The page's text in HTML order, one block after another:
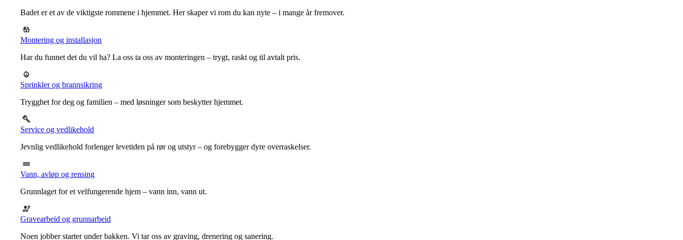
Badet er et av de viktigste rommene i hjemmet. Her skaper vi rom du kan nyte – i mange år fremover.
Montering og installasjon
Har du funnet det du vil ha? La oss ta oss av monteringen – trygt, raskt og til avtalt pris.
Sprinkler og brannsikring
Trygghet for deg og familien – med løsninger som beskytter hjemmet.
Service og vedlikehold
Jevnlig vedlikehold forlenger levetiden på rør og utstyr – og forebygger dyre overraskelser.
Vann, avløp og rensing
Grunnlaget for et velfungerende hjem – vann inn, vann ut.
Gravearbeid og grunnarbeid
Noen jobber starter under bakken. Vi tar oss av graving, drenering og sanering.